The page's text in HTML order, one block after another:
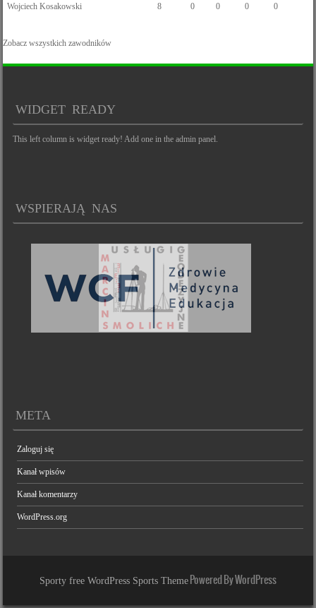
Wojciech Kosakowski 8 0 0 0 0
Zobacz wszystkich zawodników
WIDGET READY
This left column is widget ready! Add one in the admin panel.
WSPIERAJĄ NAS
META
Zaloguj się
Kanał wpisów
Kanał komentarzy
WordPress.org
Sporty free WordPress Sports Theme Powered By WordPress